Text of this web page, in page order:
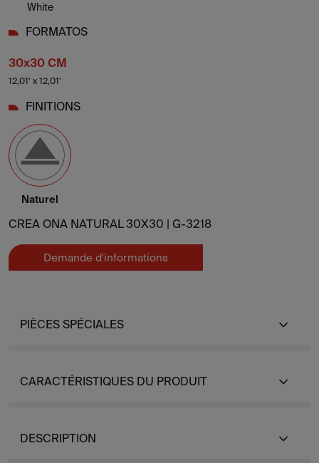
White
FORMATOS
30x30 CM
12,01' x 12,01'
FINITIONS
Naturel
CREA ONA NATURAL 30X30 | G-3218
Demande d'informations
PIÈCES SPÉCIALES
CARACTÉRISTIQUES DU PRODUIT
DESCRIPTION